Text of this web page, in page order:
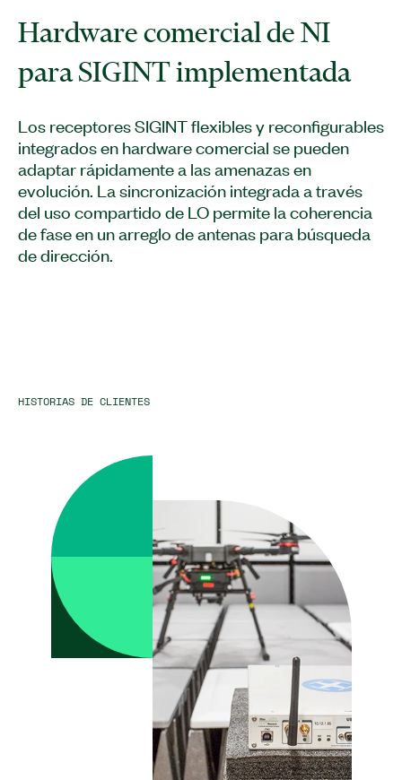
Hardware comercial de NI
para SIGINT implementada
Los receptores SIGINT flexibles y reconfigurables
integrados en hardware comercial se pueden
adaptar rápidamente a las amenazas en
evolución. La sincronización integrada a través
del uso compartido de LO permite la coherencia
de fase en un arreglo de antenas para búsqueda
de dirección.
HISTORIAS DE CLIENTES